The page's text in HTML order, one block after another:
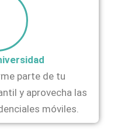
parte de tu
y aprovecha las
móviles.